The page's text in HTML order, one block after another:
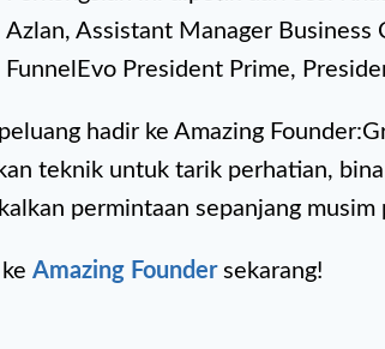
Azlan, Assistant Manager Business
FunnelEvo President Prime,
hadir ke Amazing
teknik untuk tarik perhatian,
permintaan sepanjang musim
Amazing Foundersekarang!